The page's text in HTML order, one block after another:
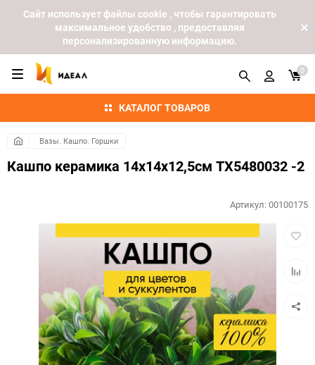
Cайт использует файлы cookie , чтобы гарантировать
максимальное удобство , предоставляя
персонализированную информацию.
КАТАЛОГ ТОВАРОВ
0
Вазы. Кашпо. Горшки
Кашпо керамика 14х14х12,5см TX5480032 -2
Артикул:00100175